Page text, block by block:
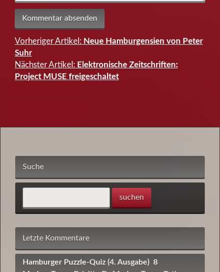
Beitragsnavigation
Vorheriger Artikel: Neue Hamburgensien von Peter
Suhr
Nächster Artikel: Elektronische Zeitschriften:
Project MUSE freigeschaltet
Suche
Letzte Kommentare
Hamburger Puzzle-Quiz (4. Ausgabe) 8